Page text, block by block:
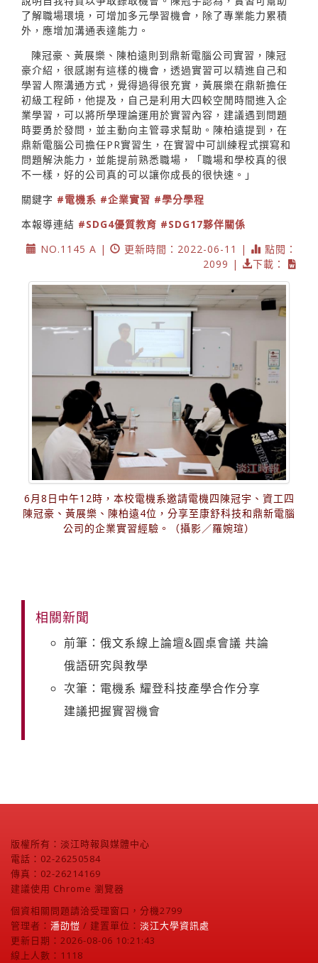
了解職場環境，可增加多元學習機會，除了專業能力累積
外，應增加溝通表達能力。
陳冠豪、黃展樂、陳柏遠則到鼎新電腦公司實習，陳冠
豪介紹，很感謝有這樣的機會，透過實習可以精進自己和
學習人際溝通方式，覺得過得很充實，黃展樂在鼎新擔任
初級工程師，他提及，自己是利用大四較空閒時間進入企
業學習，可以將所學理論運用於實習內容，建議遇到問題
時要勇於發問，並主動向主管尋求幫助。陳柏遠提到，在
鼎新電腦公司擔任PR實習生，在實習中可訓練程式撰寫和
問題解決能力，並能提前熟悉職場，「職場和學校真的很
不一樣，好的公司真的可以讓你成長的很快速。」
關鍵字 #電機系 #企業實習 #學分學程
本報導連結 #SDG4優質教育 #SDG17夥伴關係
NO.1145 A |
更新時間：2022-06-11 |
點閱：
2099 |
下載：
6月8日中午12時，本校電機系邀請電機四陳冠宇、資工四
陳冠豪、黃展樂、陳柏遠4位，分享至康舒科技和鼎新電腦
公司的企業實習經驗。（攝影／羅婉瑄）
相關新聞
前筆：俄文系線上論壇&圓桌會議 共論
俄語研究與教學
次筆：電機系 耀登科技產學合作分享
建議把握實習機會
版權所有：淡江時報與媒體中心
電話：02-26250584
傳真：02-26214169
建議使用 Chrome 瀏覽器
個資相關問題請洽受理窗口，分機2799
管理者： 潘劭愷 / 建置單位： 淡江大學資訊處
更新日期：2026-08-06 10:21:43
線上人數：1118